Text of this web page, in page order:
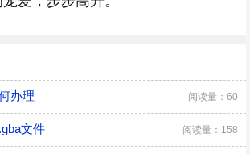
办理 阅读量：60
文件 阅读量：158